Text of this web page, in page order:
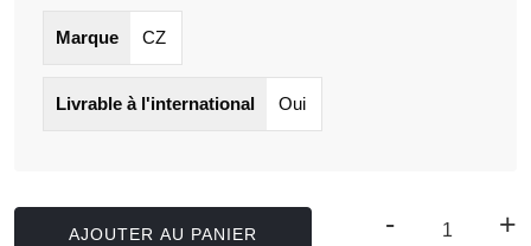
Marque CZ
Livrable à l'international Oui
AJOUTER AU PANIER - +